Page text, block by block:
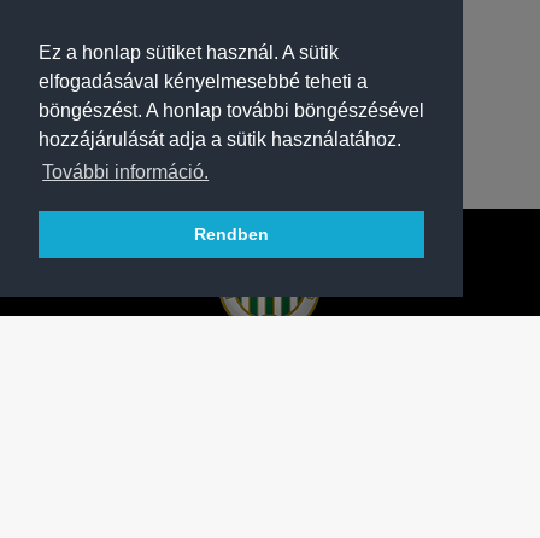
Ez a honlap sütiket használ. A sütik
elfogadásával kényelmesebbé teheti a
böngészést. A honlap további böngészésével
hozzájárulását adja a sütik használatához.
További információ.
Rendben